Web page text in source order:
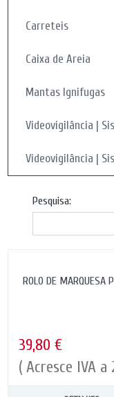
Carreteis
Caixa de Areia
Mantas Ignifugas
Videovigilância |
Videovigilância |
Pesquisa:
ROLO DE MARQUESA
39,80 €
( Acresce IVA a